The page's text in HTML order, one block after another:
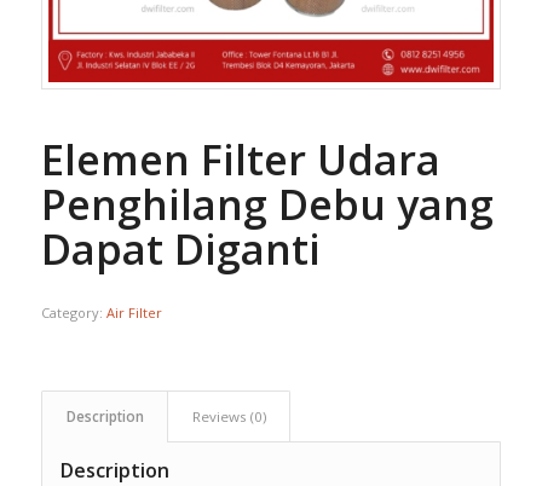
Elemen Filter Udara
Penghilang Debu yang
Dapat Diganti
Category: Air Filter
Description Reviews (0)
Description